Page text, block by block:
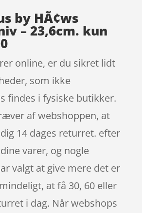
by HÃ¢ws
– 23,6cm. kun
online, er du sikret lidt
som ikke
findes i fysiske butikker.
af webshoppen, at
14 dages returret. efter
varer, og nogle
valgt at give mere det er
at få 30, 60 eller
i dag. Når webshops